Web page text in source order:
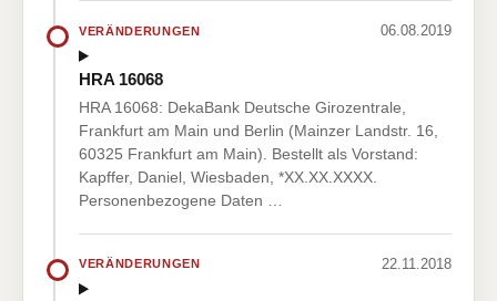
VERÄNDERUNGEN 06.08.2019
HRA 16068
HRA 16068: DekaBank Deutsche Girozentrale,
Frankfurt am Main und Berlin (Mainzer Landstr. 16,
60325 Frankfurt am Main). Bestellt als Vorstand:
Kapffer, Daniel, Wiesbaden, *XX.XX.XXXX.
Personenbezogene Daten …
VERÄNDERUNGEN 22.11.2018